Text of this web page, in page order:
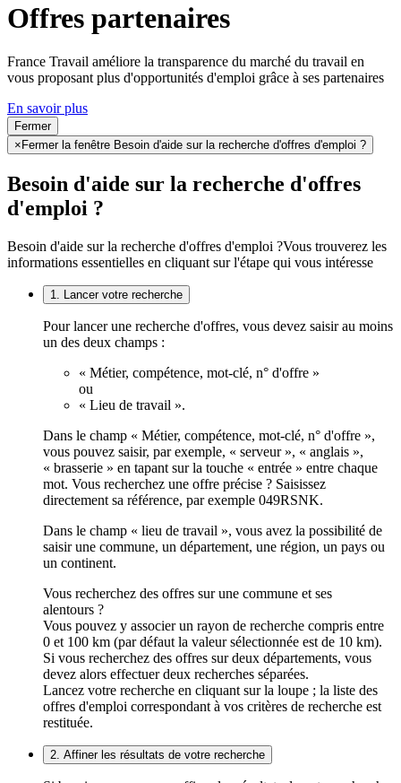
Offres partenaires
France Travail améliore la transparence du marché du travail en
vous proposant plus d'opportunités d'emploi grâce à ses partenaires
En savoir plus
Fermer
× Fermer la fenêtre Besoin d'aide sur la recherche d'offres d'emploi ?
Besoin d'aide sur la recherche d'offres
d'emploi ?
Besoin d'aide sur la recherche d'offres d'emploi ?Vous trouverez les
informations essentielles en cliquant sur l'étape qui vous intéresse
1. Lancer votre recherche
Pour lancer une recherche d'offres, vous devez saisir au moins
un des deux champs :
« Métier, compétence, mot-clé, n° d'offre »
ou
« Lieu de travail ».
Dans le champ « Métier, compétence, mot-clé, n° d'offre »,
vous pouvez saisir, par exemple, « serveur », « anglais »,
« brasserie » en tapant sur la touche « entrée » entre chaque
mot. Vous recherchez une offre précise ? Saisissez
directement sa référence, par exemple 049RSNK.
Dans le champ « lieu de travail », vous avez la possibilité de
saisir une commune, un département, une région, un pays ou
un continent.
Vous recherchez des offres sur une commune et ses
alentours ?
Vous pouvez y associer un rayon de recherche compris entre
0 et 100 km (par défaut la valeur sélectionnée est de 10 km).
Si vous recherchez des offres sur deux départements, vous
devez alors effectuer deux recherches séparées.
Lancez votre recherche en cliquant sur la loupe ; la liste des
offres d'emploi correspondant à vos critères de recherche est
restituée.
2. Affiner les résultats de votre recherche